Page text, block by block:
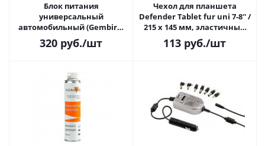
Блок питания
универсальный
автомобильный (Gembird,
NPA-DC1) от прикуривателя
320 руб./шт
Чехол для планшета
Defender Tablet fur uni 7-8'' /
215 х 145 мм, эластичный
водонепроницаемый
материал, чёрный
113 руб./шт